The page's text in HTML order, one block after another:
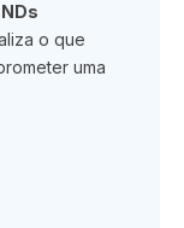
o que
uma